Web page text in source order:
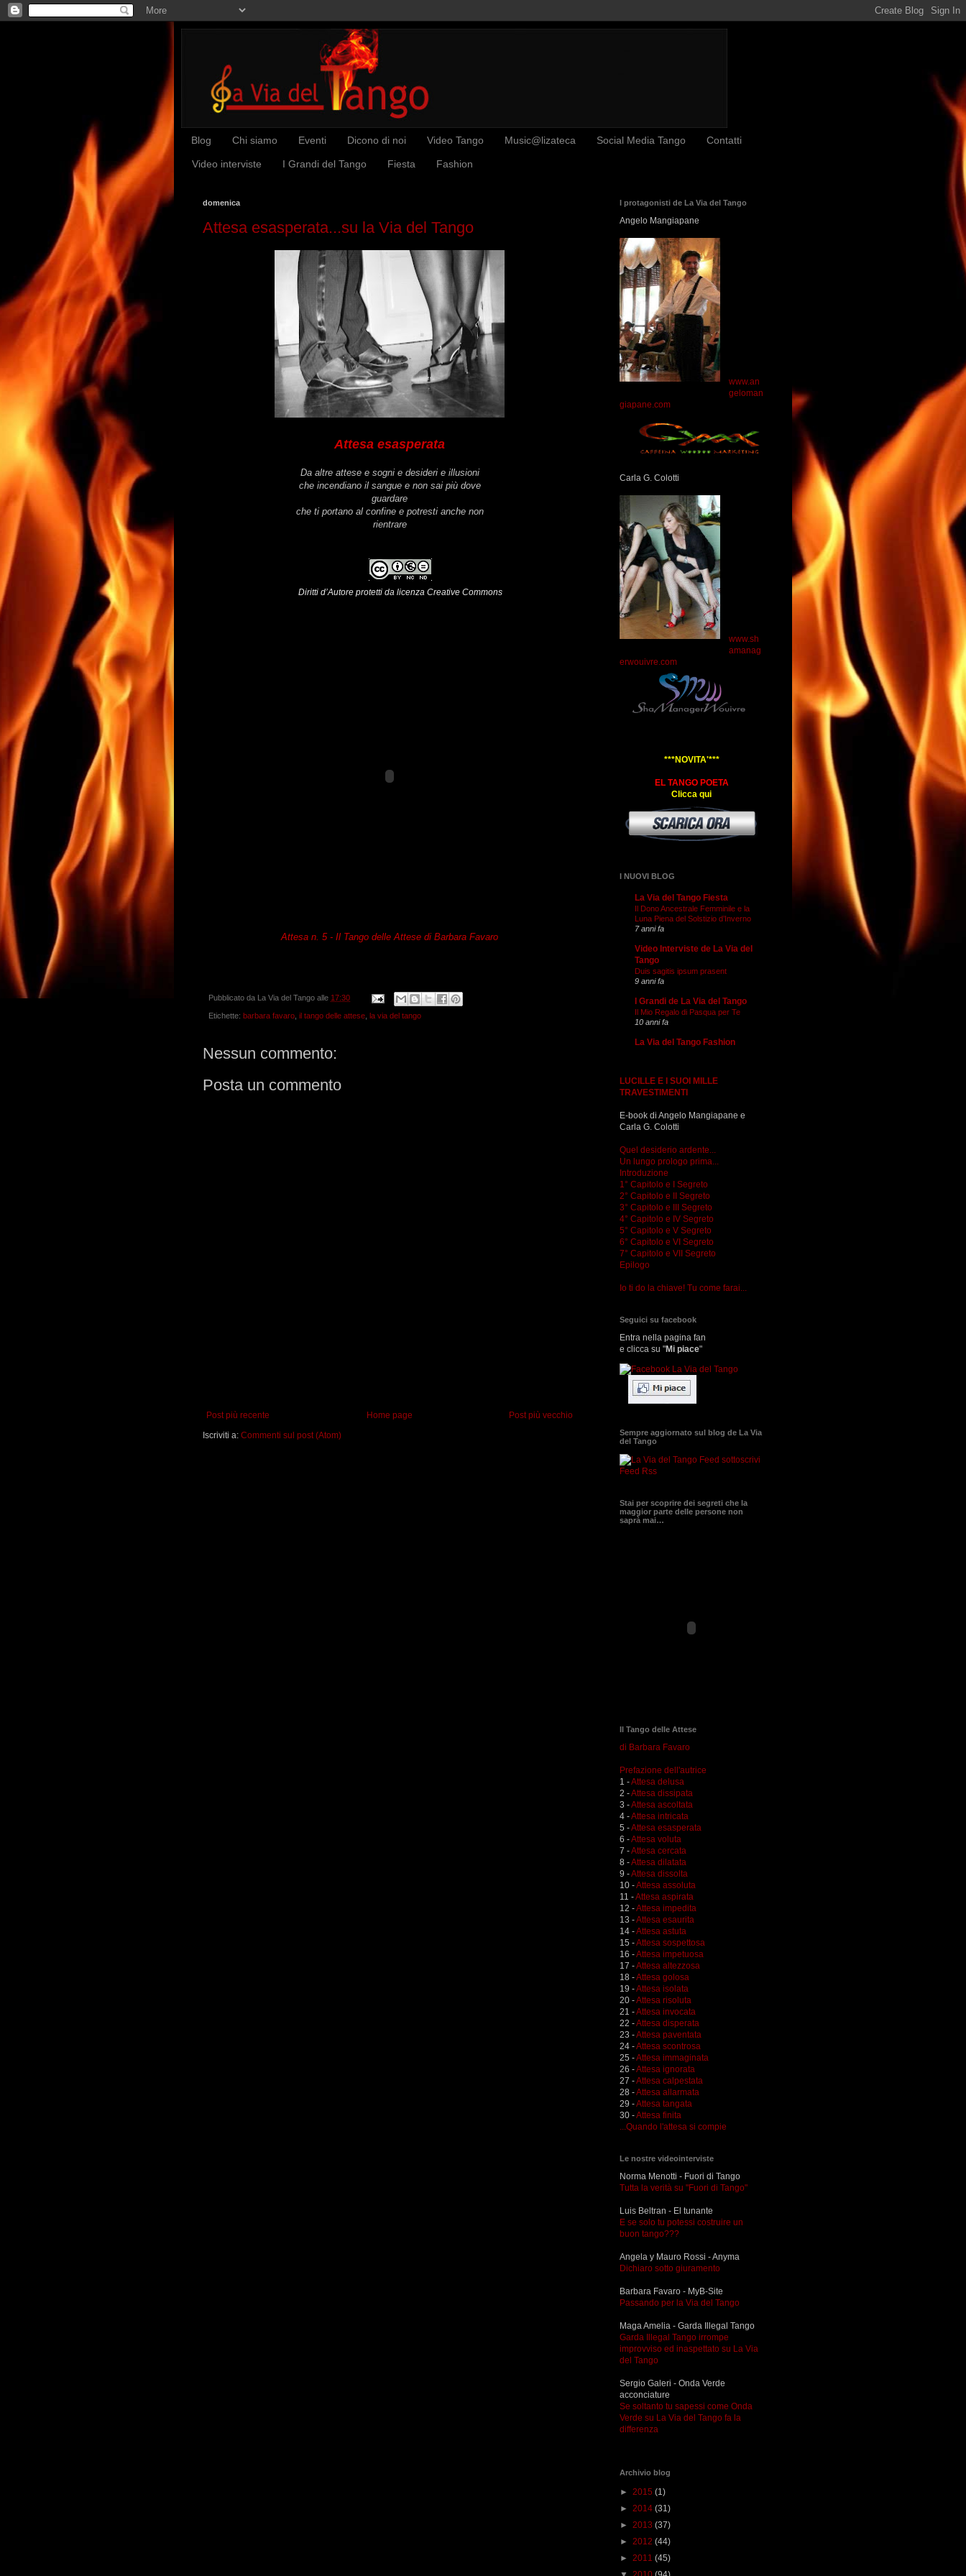
Blog Chi siamo Eventi Dicono di noi Video Tango Music@lizateca Social Media Tango Contatti
Video interviste I Grandi del Tango Fiesta Fashion
domenica
Attesa esasperata...su la Via del Tango
Attesa esasperata
Da altre attese e sogni e desideri e illusioni
che incendiano il sangue e non sai più dove
guardare
che ti portano al confine e potresti anche non
rientrare
Diritti d’Autore protetti da licenza Creative Commons
Attesa n. 5 - Il Tango delle Attese di Barbara Favaro
Pubblicato da La Via del Tango alle 17:30
Etichette: barbara favaro il tango delle attese la via del tango
Nessun commento:
Posta un commento
Post più recente Post più vecchio
Home page
Iscriviti a: Commenti sul post (Atom)
I protagonisti de La Via del Tango
Angelo Mangiapane
www.an
geloman
giapane.com
Carla G. Colotti
www.sh
amanag
erwouivre.com
***NOVITA'***
EL TANGO POETA
Clicca qui
I NUOVI BLOG
La Via del Tango Fiesta
Il Dono Ancestrale Femminile e la
Luna Piena del Solstizio d’Inverno
7 anni fa
Video Interviste de La Via del
Tango
Duis sagitis ipsum prasent
9 anni fa
I Grandi de La Via del Tango
Il Mio Regalo di Pasqua per Te
10 anni fa
La Via del Tango Fashion
LUCILLE E I SUOI MILLE
TRAVESTIMENTI
E-book di Angelo Mangiapane e
Carla G. Colotti
Quel desiderio ardente...
Un lungo prologo prima...
Introduzione
1° Capitolo e I Segreto
2° Capitolo e II Segreto
3° Capitolo e III Segreto
4° Capitolo e IV Segreto
5° Capitolo e V Segreto
6° Capitolo e VI Segreto
7° Capitolo e VII Segreto
Epilogo
Io ti do la chiave! Tu come farai...
Seguici su facebook
Entra nella pagina fan
e clicca su "Mi piace"
Sempre aggiornato sul blog de La Via
del Tango
sottoscrivi
Feed Rss
Stai per scoprire dei segreti che la
maggior parte delle persone non
saprà mai…
Il Tango delle Attese
di Barbara Favaro
Prefazione dell'autrice
1 -Attesa delusa
2 -Attesa dissipata
3 -Attesa ascoltata
4 -Attesa intricata
5 -Attesa esasperata
6 -Attesa voluta
7 -Attesa cercata
8 -Attesa dilatata
9 -Attesa dissolta
10 -Attesa assoluta
11 -Attesa aspirata
12 -Attesa impedita
13 -Attesa esaurita
14 -Attesa astuta
15 -Attesa sospettosa
16 -Attesa impetuosa
17 -Attesa altezzosa
18 -Attesa golosa
19 -Attesa isolata
20 -Attesa risoluta
21 -Attesa invocata
22 -Attesa disperata
23 -Attesa paventata
24 -Attesa scontrosa
25 -Attesa immaginata
26 -Attesa ignorata
27 -Attesa calpestata
28 -Attesa allarmata
29 -Attesa tangata
30 -Attesa finita
...Quando l'attesa si compie
Le nostre videointerviste
Norma Menotti - Fuori di Tango
Tutta la verità su "Fuori di Tango"
Luis Beltran - El tunante
E se solo tu potessi costruire un
buon tango???
Angela y Mauro Rossi - Anyma
Dichiaro sotto giuramento
Barbara Favaro - MyB-Site
Passando per la Via del Tango
Maga Amelia - Garda Illegal Tango
Garda Illegal Tango irrompe
improvviso ed inaspettato su La Via
del Tango
Sergio Galeri - Onda Verde
acconciature
Se soltanto tu sapessi come Onda
Verde su La Via del Tango fa la
differenza
Archivio blog
► 2015 (1)
► 2014 (31)
► 2013 (37)
► 2012 (44)
► 2011 (45)